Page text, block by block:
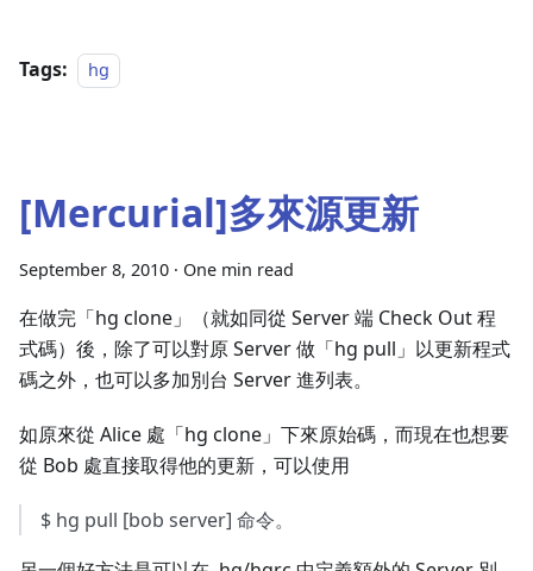
Tags: hg
[Mercurial]多來源更新
September 8, 2010 · One min read
在做完「hg clone」（就如同從 Server 端 Check Out 程
式碼）後，除了可以對原 Server 做「hg pull」以更新程式
碼之外，也可以多加別台 Server 進列表。
如原來從 Alice 處「hg clone」下來原始碼，而現在也想要
從 Bob 處直接取得他的更新，可以使用
$ hg pull [bob server] 命令。